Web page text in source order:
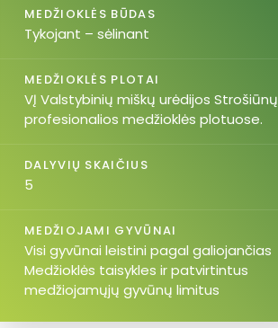
MEDŽIOKLĖS BŪDAS
Tykojant – sėlinant
MEDŽIOKLĖS PLOTAI
VĮ Valstybinių miškų urėdijos Strošiūnų
profesionalios medžioklės plotuose.
DALYVIŲ SKAIČIUS
5
MEDŽIOJAMI GYVŪNAI
Visi gyvūnai leistini pagal galiojančias
Medžioklės taisykles ir patvirtintus
medžiojamųjų gyvūnų limitus